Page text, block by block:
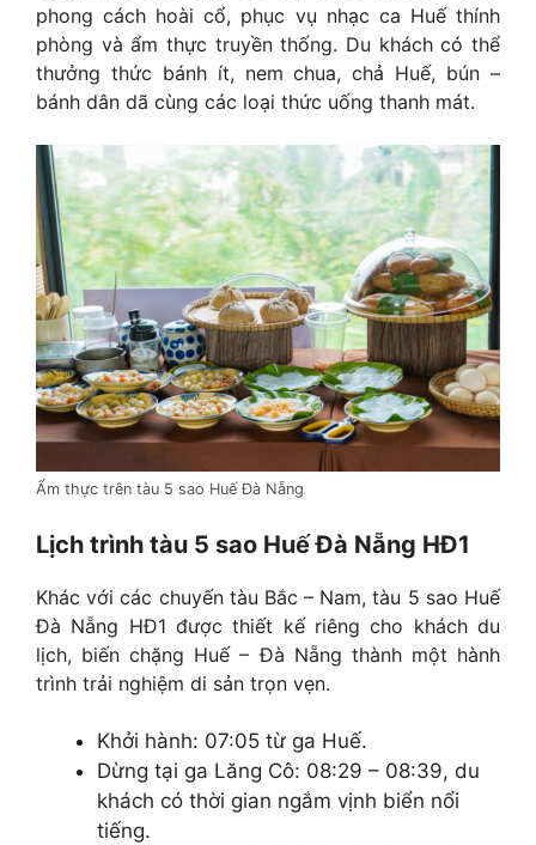
phong cách hoài cổ, phục vụ nhạc ca Huế thính
phòng và ẩm thực truyền thống. Du khách có thể
thưởng thức bánh ít, nem chua, chả Huế, bún –
bánh dân dã cùng các loại thức uống thanh mát.
Ẩm thực trên tàu 5 sao Huế Đà Nẵng
Lịch trình tàu 5 sao Huế Đà Nẵng HĐ1
Khác với các chuyến tàu Bắc – Nam, tàu 5 sao Huế
Đà Nẵng HĐ1 được thiết kế riêng cho khách du
lịch, biến chặng Huế – Đà Nẵng thành một hành
trình trải nghiệm di sản trọn vẹn.
Khởi hành: 07:05 từ ga Huế.
Dừng tại ga Lăng Cô: 08:29 – 08:39, du
khách có thời gian ngắm vịnh biển nổi
tiếng.